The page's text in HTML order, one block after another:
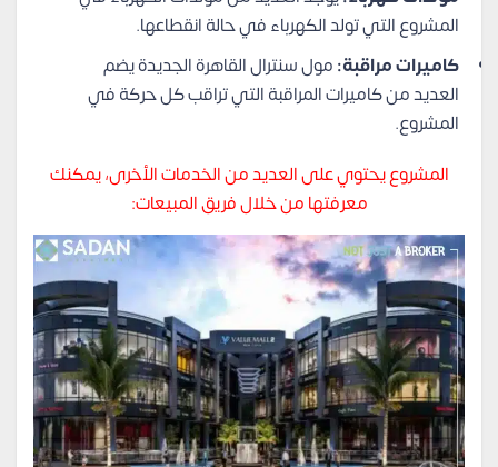
المشروع التي تولد الكهرباء في حالة انقطاعها.
كاميرات مراقبة:مول سنترال القاهرة الجديدة يضم
العديد من كاميرات المراقبة التي تراقب كل حركة في
المشروع.
المشروع يحتوي على العديد من الخدمات الأخرى، يمكنك
معرفتها من خلال فريق المبيعات: